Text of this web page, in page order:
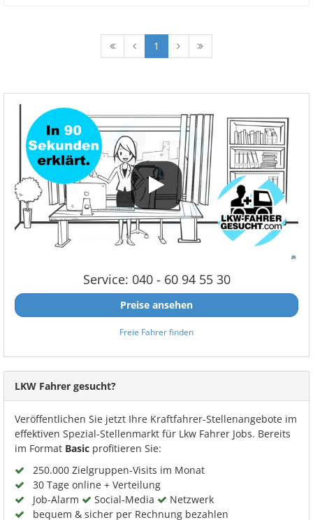
1
Service: 040 - 60 94 55 30
Preise ansehen
Freie Fahrer finden
LKW Fahrer gesucht?
Veröffentlichen Sie jetzt Ihre Kraftfahrer-Stellenangebote im
effektiven Spezial-Stellenmarkt für Lkw Fahrer Jobs. Bereits
im Format Basic profitieren Sie:
250.000 Zielgruppen-Visits im Monat
30 Tage online + Verteilung
Job-Alarm
Social-Media
Netzwerk
bequem & sicher per Rechnung bezahlen